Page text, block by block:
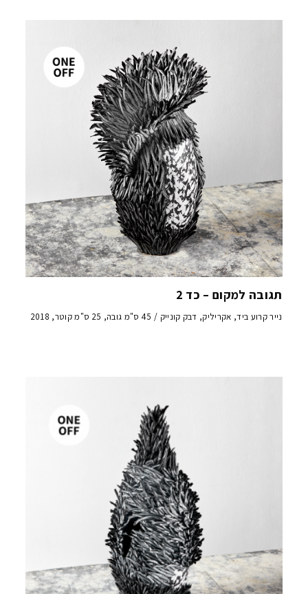
תגובה למקום – כד 2
נייר קרוע ביד, אקריליק, דבק קונייק / 45 ס"מ גובה, 25 ס"מ קוטר, 2018